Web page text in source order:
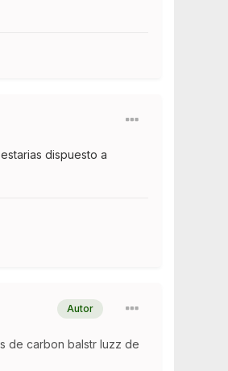
dispuesto a
Autor
de carbon balstr luzz de